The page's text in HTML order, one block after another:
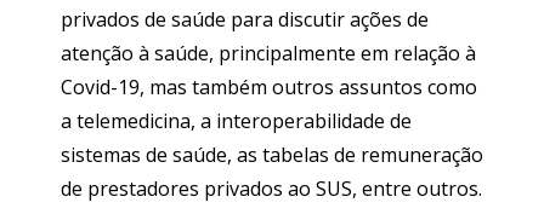
privados de saúde para discutir ações de
atenção à saúde, principalmente em relação à
Covid-19, mas também outros assuntos como
a telemedicina, a interoperabilidade de
sistemas de saúde, as tabelas de remuneração
de prestadores privados ao SUS, entre outros.